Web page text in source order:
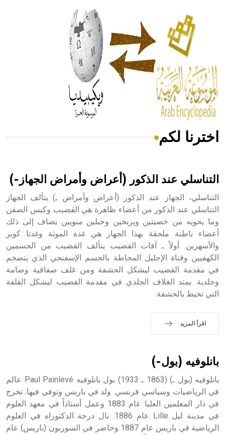
الحكم، الأدلة، تنظيم التغذية، ورسالته في جروح الرأس. ويعود
له الفضل بأنه حرر الطب من الدين والفلسفة.
- هل تعلم أن المرجان إفراز حيواني يتكون في البحر ويتركب
من مادة كربونات الكلسيوم، وهو أحمر أو شديد الحمرة وهو
أجود أنواعه، ويمتاز بكبر الحجم ويسمى الش
هل تعلم أن الأبسيد كلمة فرنسية اللفظ تم اعتمادها مصطلحاً
- هل تعلم أن أبجر Abgar اسم معروف جيداً يعود إلى عدد من
الملوك الذين حكموا مدينة إديسا (الرها) من أبجر الأول وحتى
التاسع، وهم ينتسبون إلى أسرة أوسروين
حيث تقتصر القيمة الصوتية للعلامة الك
اخترنا لكم
التناسلي عند الذكور (أعراض وأمراض الجهاز-)
التناسلي، الجهاز عند الذكور (أعراض وأمراض ـ) يتألف الجهاز
التناسلي عند الذكور من أعضاء ظاهرة هي القضيب وكيس الصفن
وما يحويه من خصيتين وبربخين وحبلين منويين يضاف إلى ذلك
أعضاء باطنة ملحقة بهذا الجهاز هي غدة الموثة وغدتا كوبر
والأسهرين. أولاً ـ آفات القضيب يتألف القضيب من الجسمين
الكهفيين وقناة الإحليل المحاطة بالجسم الإسفنجي الذي يتضخم
في مقدمة القضيب ليشكل الحشفة ومن غلف صفاقية وضامة
وجلدية. يمتد الغلاف الجلدي في مقدمة القضيب ليشكل القلفة
التي تحيط بالحشفة.
اقرأ المزيد
بانلوفيه (بول-)
بانلوفيه (بول ـ) (1863 ـ 1933) بول بانلوفيه Paul Painlevé عالم
في الرياضيات وسياسي فرنسي. ولد في باريس وتوفي فيها. تخرج
في دار المعلمين العليا عام 1883 وعمل أستاذاً في معهد العلوم
في مدينة ليل Lille عام 1886. نال درجة الدكتوراه في العلوم
الرياضية في باريس عام 1887 وحاضر في السوربون (باريس) عام